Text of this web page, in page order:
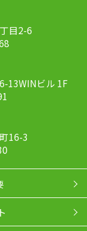
目2-6
13WINビル 1F
16-3